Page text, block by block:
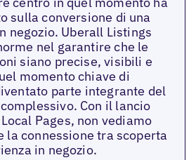
sulla conversione di una
negozio. Uberall Listings
nel garantire che le
siano precise, visibili e
momento chiave di
parte integrante del
Con il lancio
Pages, non vediamo
la connessione tra scoperta
in negozio.